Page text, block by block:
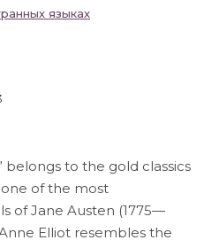
языках
belongs to the gold classics
of the most
of Jane Austen (1775—
Elliot resembles the